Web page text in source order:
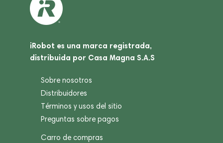
iRobot es una marca registrada,
distribuida por Casa Magna S.A.S
Sobre nosotros
Distribuidores
Términos y usos del sitio
Preguntas sobre pagos
Carro de compras